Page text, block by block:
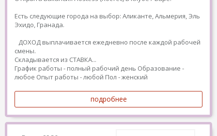
Есть следующие города на выбор: Аликанте, Альмерия, Эль
Эхидо, Гранада.
ДОХОД выплачивается ежедневно после каждой рабочей
смены.
Складывается из СТАВКА...
График работы - полный рабочий день Образование -
любое Опыт работы - любой Пол - женский
подробнее